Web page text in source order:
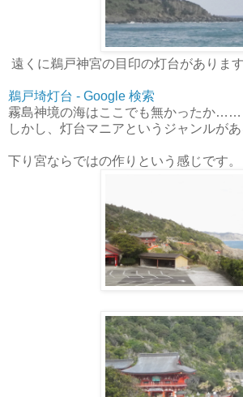
遠くに鵜戸神宮の目印の灯台があります
鵜戸埼灯台 - Google 検索
霧島神境の海はここでも無かったか……
しかし、灯台マニアというジャンルがあ
下り宮ならではの作りという感じです。